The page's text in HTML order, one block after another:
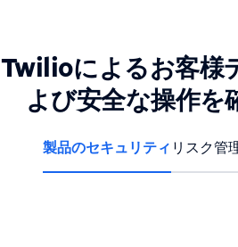
Twilioによるお客様
よび安全な操作を
製品のセキュリティ リスク管